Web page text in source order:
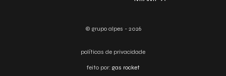
© grupo alpes - 2026
políticas de privacidade
feito por: gas rocket